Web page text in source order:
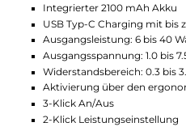
Tube Mods geschieht
Feuertaster mit
Der Zenith
Der Zenith Minimal Tank
verfügt über ein
Bajonett-Verschluss. Im